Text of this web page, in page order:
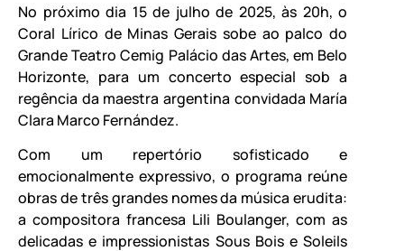
No próximo dia 15 de julho de 2025, às 20h, o
Coral Lírico de Minas Gerais sobe ao palco do
Grande Teatro Cemig Palácio das Artes, em Belo
Horizonte, para um concerto especial sob a
regência da maestra argentina convidada María
Clara Marco Fernández.
Com um repertório sofisticado e
emocionalmente expressivo, o programa reúne
obras de três grandes nomes da música erudita:
a compositora francesa Lili Boulanger, com as
delicadas e impressionistas Sous Bois e Soleils